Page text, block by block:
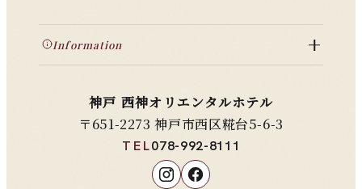
Information
神戸 西神オリエンタルホテル
〒651-2273 神戸市西区糀台5-6-3
TEL078-992-8111